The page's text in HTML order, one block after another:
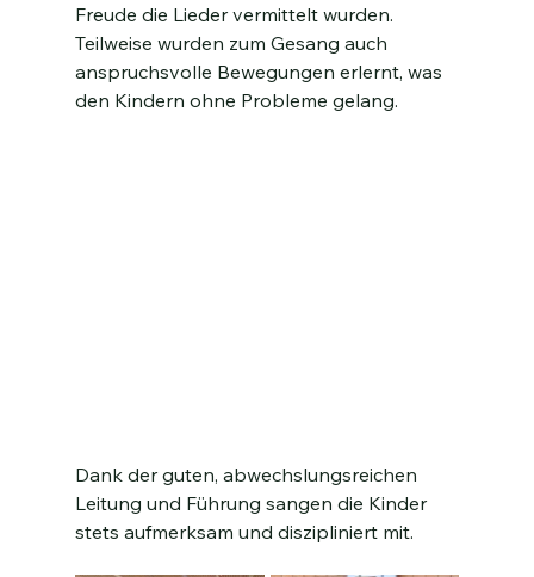
Freude die Lieder vermittelt wurden.
Teilweise wurden zum Gesang auch
anspruchsvolle Bewegungen erlernt, was
den Kindern ohne Probleme gelang.
Dank der guten, abwechslungsreichen
Leitung und Führung sangen die Kinder
stets aufmerksam und diszipliniert mit.